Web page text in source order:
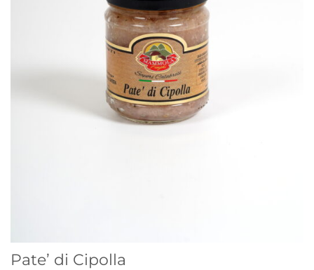
Pate’ di Cipolla